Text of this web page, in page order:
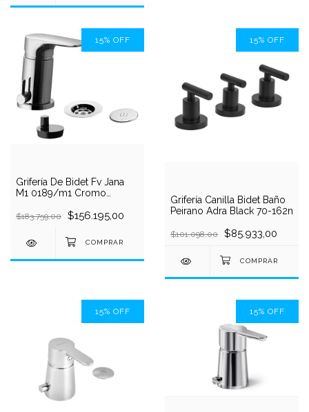
15% OFF
Grifería De Bidet Fv Jana
M1 0189/m1 Cromo
$183.759,00 $156.195,00
15% OFF
Grifería Canilla Bidet Baño
Peirano Adra Black 70-162n
$101.098,00 $85.933,00
15% OFF 15% OFF